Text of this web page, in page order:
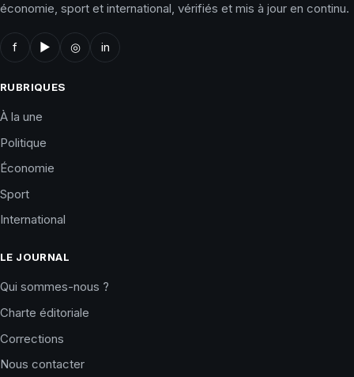
économie, sport et international, vérifiés et mis à jour en continu.
f ▶ ◎ in
RUBRIQUES
À la une
Politique
Économie
Sport
International
LE JOURNAL
Qui sommes-nous ?
Charte éditoriale
Corrections
Nous contacter